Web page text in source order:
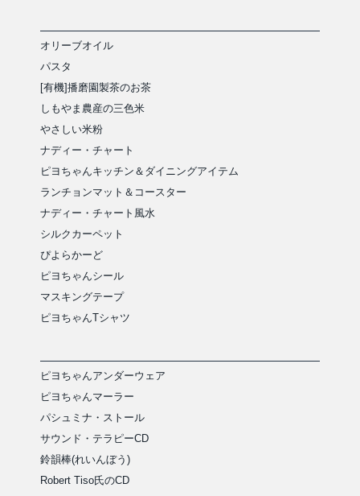
オリーブオイル
パスタ
[有機]播磨園製茶のお茶
しもやま農産の三色米
やさしい米粉
ナディー・チャート
ピヨちゃんキッチン＆ダイニングアイテム
ランチョンマット＆コースター
ナディー・チャート風水
シルクカーペット
ぴよらかーど
ピヨちゃんシール
マスキングテープ
ピヨちゃんTシャツ
ピヨちゃんアンダーウェア
ピヨちゃんマーラー
パシュミナ・ストール
サウンド・テラピーCD
鈴韻棒(れいんぼう)
Robert Tiso氏のCD